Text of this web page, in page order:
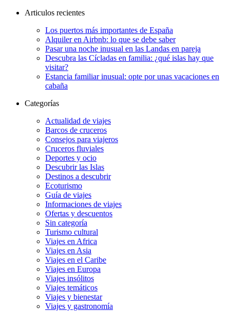
Articulos recientes
Los puertos más importantes de España
Alquiler en Airbnb: lo que se debe saber
Pasar una noche inusual en las Landas en pareja
Descubra las Cícladas en familia: ¿qué islas hay que
visitar?
Estancia familiar inusual: opte por unas vacaciones en
cabaña
Categorías
Actualidad de viajes
Barcos de cruceros
Consejos para viajeros
Cruceros fluviales
Deportes y ocio
Descubrir las Islas
Destinos a descubrir
Ecoturismo
Guía de viajes
Informaciones de viajes
Ofertas y descuentos
Sin categoría
Turismo cultural
Viajes en Africa
Viajes en Asia
Viajes en el Caribe
Viajes en Europa
Viajes insólitos
Viajes temáticos
Viajes y bienestar
Viajes y gastronomía